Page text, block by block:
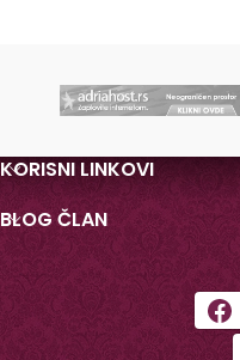
KORISNI LINKOVI
BLOG ČLAN